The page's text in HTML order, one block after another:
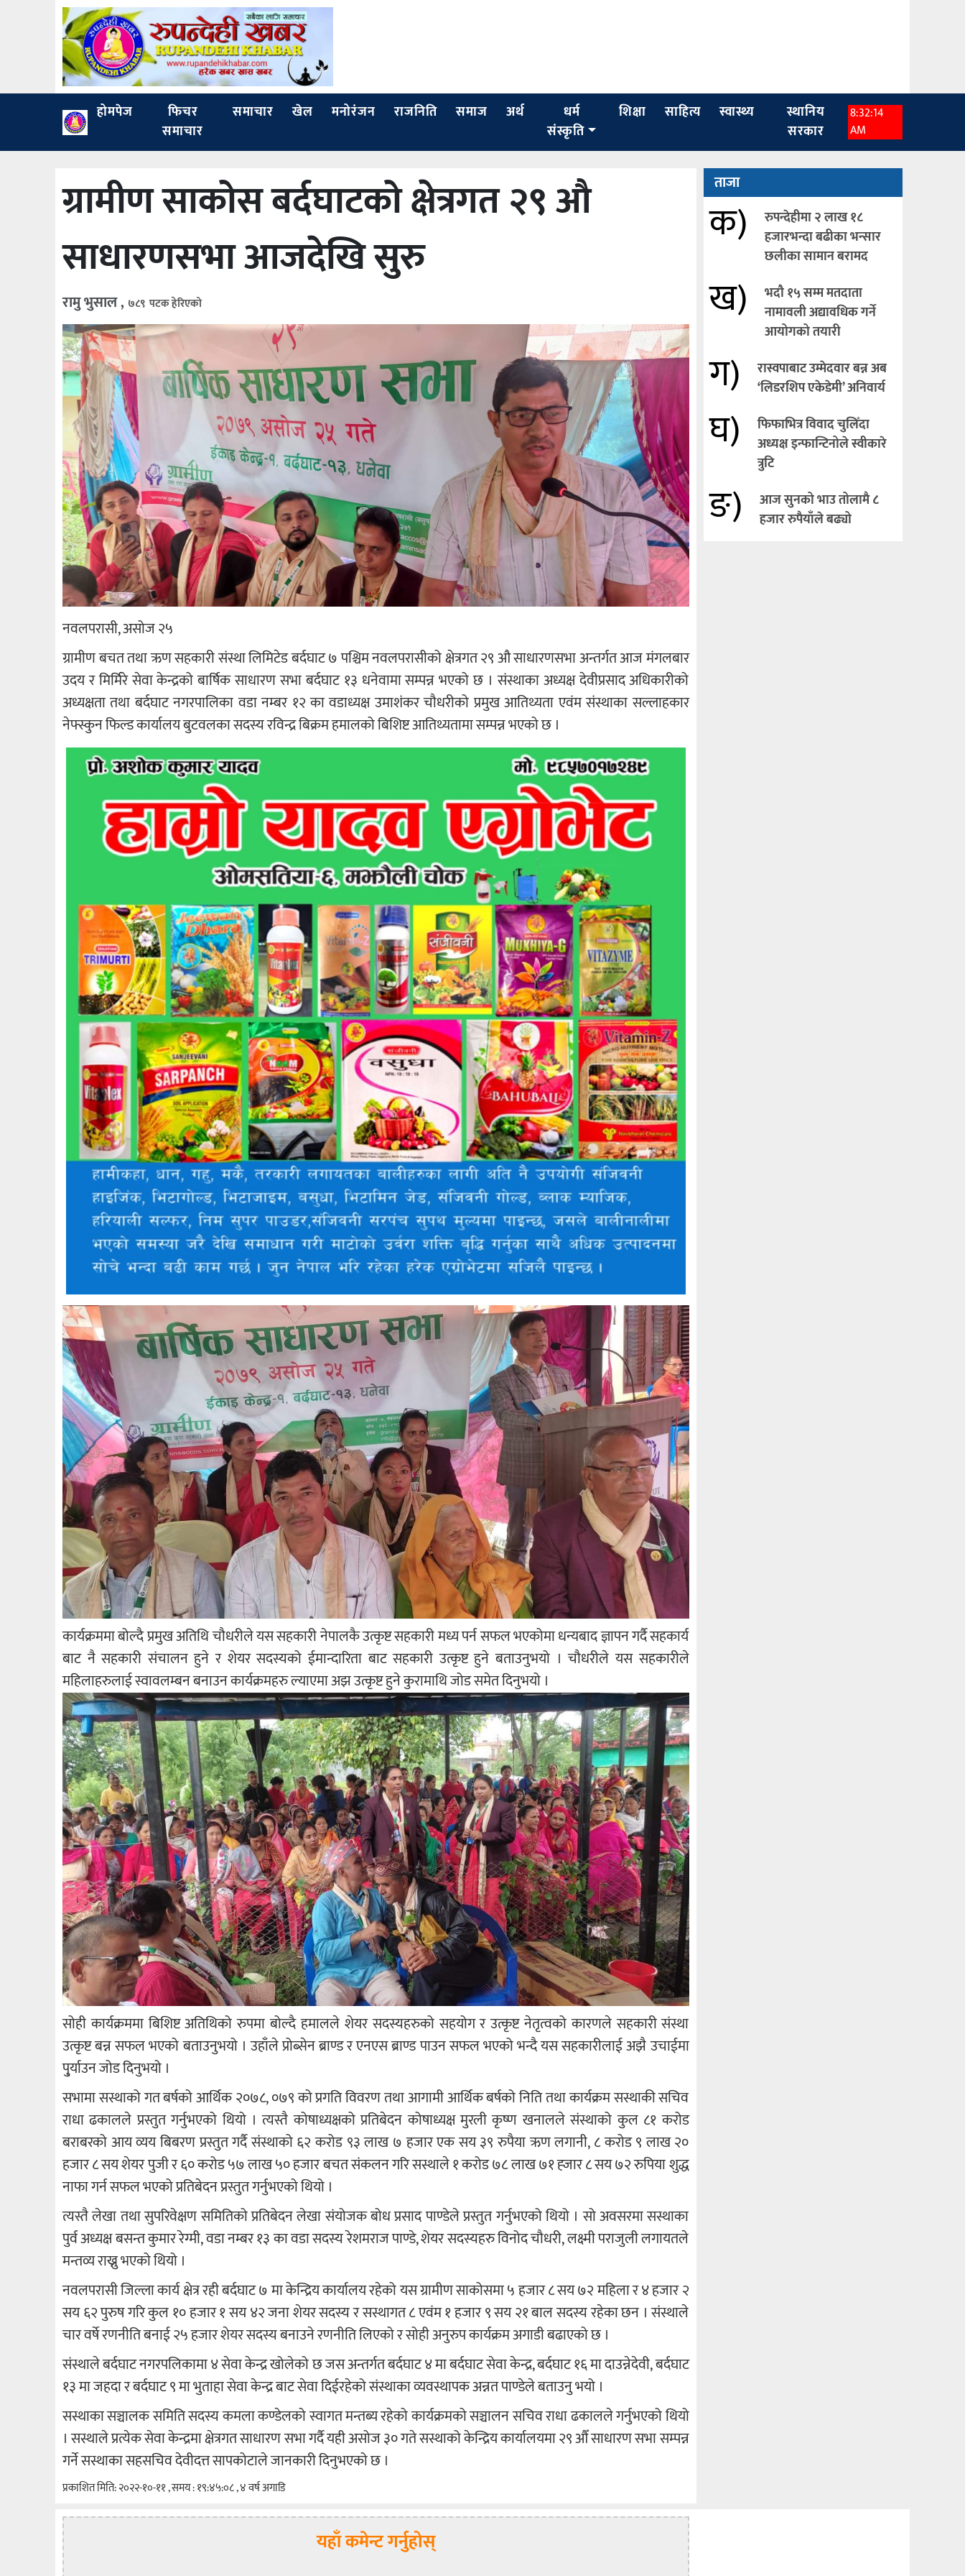
होमपेज
फिचर
समाचार
समाचार खेल मनोरंजन राजनिति समाज अर्थ धर्म संस्कृति शिक्षा साहित्य स्वास्थ्य
स्थानिय
सरकार
8:32:16
AM
ग्रामीण साकोस बर्दघाटको क्षेत्रगत २९ औ
साधारणसभा आजदेखि सुरु
रामु भुसाल , ७८९ पटक हेरिएको
नवलपरासी, असोज २५
ग्रामीण बचत तथा ऋण सहकारी संस्था लिमिटेड बर्दघाट ७ पश्चिम नवलपरासीको क्षेत्रगत २९ औ साधारणसभा अन्तर्गत आज मंगलबार
उदय र मिर्मिरे सेवा केन्द्रको बार्षिक साधारण सभा बर्दघाट १३ धनेवामा सम्पन्न भएको छ । संस्थाका अध्यक्ष देवीप्रसाद अधिकारीको
अध्यक्षता तथा बर्दघाट नगरपालिका वडा नम्बर १२ का वडाध्यक्ष उमाशंकर चौधरीको प्रमुख आतिथ्यता एवंम संस्थाका सल्लाहकार
नेफ्स्कुन फिल्ड कार्यालय बुटवलका सदस्य रविन्द्र बिक्रम हमालको बिशिष्ट आतिथ्यतामा सम्पन्न भएको छ ।
कार्यक्रममा बोल्दै प्रमुख अतिथि चौधरीले यस सहकारी नेपालकै उत्कृष्ट सहकारी मध्य पर्न सफल भएकोमा धन्यबाद ज्ञापन गर्दै सहकार्य
बाट नै सहकारी संचालन हुने र शेयर सदस्यको ईमान्दारिता बाट सहकारी उत्कृष्ट हुने बताउनुभयो । चौधरीले यस सहकारीले
महिलाहरुलाई स्वावलम्बन बनाउन कार्यक्रमहरु ल्याएमा अझ उत्कृष्ट हुने कुरामाथि जोड समेत दिनुभयो ।
सोही कार्यक्रममा बिशिष्ट अतिथिको रुपमा बोल्दै हमालले शेयर सदस्यहरुको सहयोग र उत्कृष्ट नेतृत्वको कारणले सहकारी संस्था
उत्कृष्ट बन्न सफल भएको बताउनुभयो । उहाँले प्रोब्सेन ब्राण्ड र एनएस ब्राण्ड पाउन सफल भएको भन्दै यस सहकारीलाई अझै उचाईमा
पु्र्याउन जोड दिनुभयो ।
सभामा सस्थाको गत बर्षको आर्थिक २०७८, ०७९ को प्रगति विवरण तथा आगामी आर्थिक बर्षको निति तथा कार्यक्रम सस्थाकी सचिव
राधा ढकालले प्रस्तुत गर्नुभएको थियो । त्यस्तै कोषाध्यक्षको प्रतिबेदन कोषाध्यक्ष मुरली कृष्ण खनालले संस्थाको कुल ८१ करोड
बराबरको आय व्यय बिबरण प्रस्तुत गर्दै संस्थाको ६२ करोड ९३ लाख ७ हजार एक सय ३९ रुपैया ऋण लगानी, ८ करोड ९ लाख २०
हजार ८ सय शेयर पुजी र ६० करोड ५७ लाख ५० हजार बचत संकलन गरि सस्थाले १ करोड ७८ लाख ७१ ह्जार ८ सय ७२ रुपिया शुद्ध
नाफा गर्न सफल भएको प्रतिबेदन प्रस्तुत गर्नुभएको थियो ।
त्यस्तै लेखा तथा सुपरिवेक्षण समितिको प्रतिबेदन लेखा संयोजक बोध प्रसाद पाण्डेले प्रस्तुत गर्नुभएको थियो । सो अवसरमा सस्थाका
पुर्व अध्यक्ष बसन्त कुमार रेग्मी, वडा नम्बर १३ का वडा सदस्य रेशमराज पाण्डे, शेयर सदस्यहरु विनोद चौधरी, लक्ष्मी पराजुली लगायतले
मन्तव्य राख्नु भएको थियो ।
नवलपरासी जिल्ला कार्य क्षेत्र रही बर्दघाट ७ मा केन्द्रिय कार्यालय रहेको यस ग्रामीण साकोसमा ५ हजार ८ सय ७२ महिला र ४ हजार २
सय ६२ पुरुष गरि कुल १० हजार १ सय ४२ जना शेयर सदस्य र सस्थागत ८ एवंम १ हजार ९ सय २१ बाल सदस्य रहेका छन । संस्थाले
चार वर्षे रणनीति बनाई २५ हजार शेयर सदस्य बनाउने रणनीति लिएको र सोही अनुरुप कार्यक्रम अगाडी बढाएको छ ।
संस्थाले बर्दघाट नगरपलिकामा ४ सेवा केन्द्र खोलेको छ जस अन्तर्गत बर्दघाट ४ मा बर्दघाट सेवा केन्द्र, बर्दघाट १६ मा दाउन्नेदेवी, बर्दघाट
१३ मा जहदा र बर्दघाट ९ मा भुताहा सेवा केन्द्र बाट सेवा दिईरहेको संस्थाका व्यवस्थापक अन्नत पाण्डेले बताउनु भयो ।
सस्थाका सञ्चालक समिति सदस्य कमला कण्डेलको स्वागत मन्तब्य रहेको कार्यक्रमको सञ्चालन सचिव राधा ढकालले गर्नुभएको थियो
। सस्थाले प्रत्येक सेवा केन्द्रमा क्षेत्रगत साधारण सभा गर्दै यही असोज ३० गते सस्थाको केन्द्रिय कार्यालयमा २९ औँ साधारण सभा सम्पन्न
गर्ने सस्थाका सहसचिव देवीदत्त सापकोटाले जानकारी दिनुभएको छ ।
प्रकाशित मिति: २०२२-१०-११ , समय : १९:४५:०८ , ४ वर्ष अगाडि
ताजा
क)
रुपन्देहीमा २ लाख १८
हजारभन्दा बढीका भन्सार
छलीका सामान बरामद
ख)
भदौ १५ सम्म मतदाता
नामावली अद्यावधिक गर्ने
आयोगको तयारी
ग)
रास्वपाबाट उम्मेदवार बन्न अब
‘लिडरशिप एकेडेमी’ अनिवार्य
घ)
फिफाभित्र विवाद चुलिँदा
अध्यक्ष इन्फान्टिनोले स्वीकारे
त्रुटि
ङ)
आज सुनको भाउ तोलामै ८
हजार रुपैयाँले बढ्यो
यहाँ कमेन्ट गर्नुहोस्